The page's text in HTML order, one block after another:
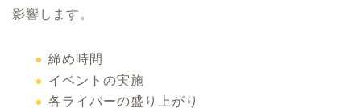
影響します。
締め時間
イベントの実施
各ライバーの盛り上がり